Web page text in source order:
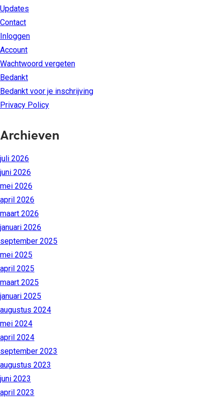
Updates
Contact
Inloggen
Account
Wachtwoord vergeten
Bedankt
Bedankt voor je inschrijving
Privacy Policy
Archieven
juli 2026
juni 2026
mei 2026
april 2026
maart 2026
januari 2026
september 2025
mei 2025
april 2025
maart 2025
januari 2025
augustus 2024
mei 2024
april 2024
september 2023
augustus 2023
juni 2023
april 2023